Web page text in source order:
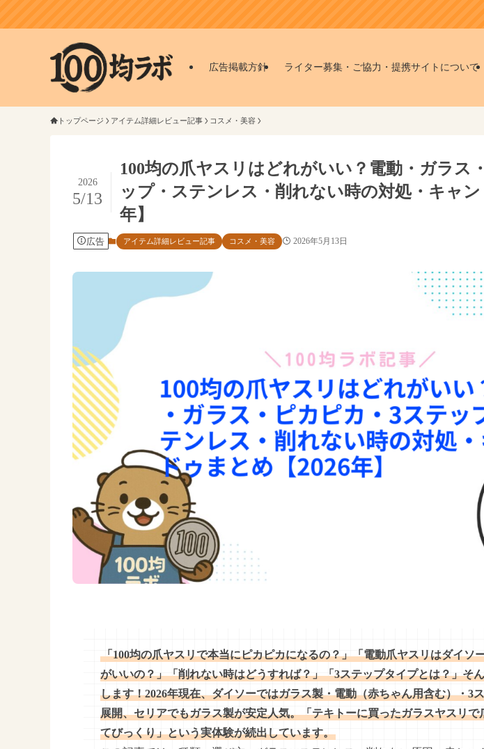
100均
広告掲載方針 ライター募集・ご協力・提携サイトについて
トップページ アイテム詳細レビュー記事 コスメ・美容
100均の爪ヤスリはどれがいい？電動・ガラス
ップ・ステンレス・削れない時の対処・キャ
年】
2026
5/13
広告 アイテム詳細レビュー記事 コスメ・美容 2026年5月13日
「100均の爪ヤスリで本当にピカピカになるの？」「電動爪ヤスリはダイソ
がいいの？」「削れない時はどうすれば？」「3ステップタイプとは？」そ
します！2026年現在、ダイソーではガラス製・電動（赤ちゃん用含む）・3
展開、セリアでもガラス製が安定人気。「テキトーに買ったガラスヤスリで
てびっくり」という実体験が続出しています。